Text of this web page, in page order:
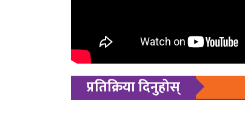
प्रतिक्रिया दिनुहोस्